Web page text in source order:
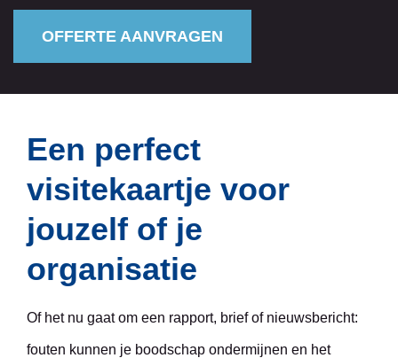
OFFERTE AANVRAGEN
Een perfect
visitekaartje voor
jouzelf of je
organisatie
Of het nu gaat om een rapport, brief of nieuwsbericht:
fouten kunnen je boodschap ondermijnen en het